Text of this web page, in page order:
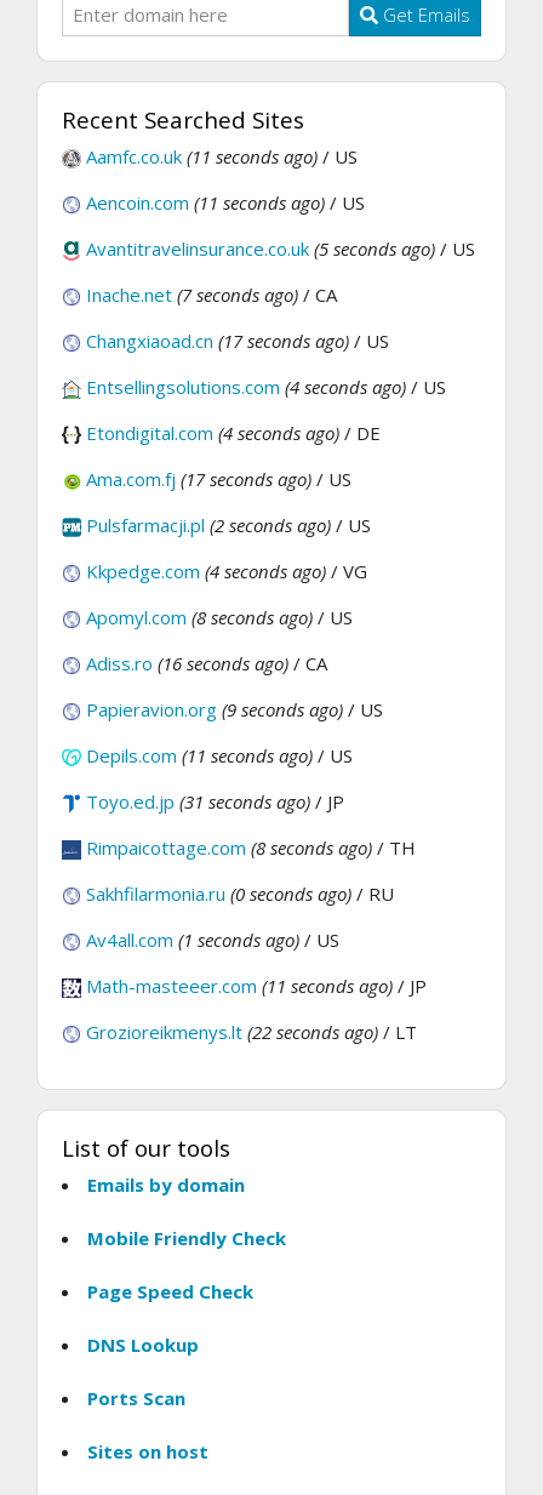
Get Emails
Recent Searched Sites
Aamfc.co.uk (11 seconds ago) / US
Aencoin.com (11 seconds ago) / US
Avantitravelinsurance.co.uk (5 seconds ago) / US
Inache.net (7 seconds ago) / CA
Changxiaoad.cn (17 seconds ago) / US
Entsellingsolutions.com (4 seconds ago) / US
Etondigital.com (4 seconds ago) / DE
Ama.com.fj (17 seconds ago) / US
Pulsfarmacji.pl (2 seconds ago) / US
Kkpedge.com (4 seconds ago) / VG
Apomyl.com (8 seconds ago) / US
Adiss.ro (16 seconds ago) / CA
Papieravion.org (9 seconds ago) / US
Depils.com (11 seconds ago) / US
Toyo.ed.jp (31 seconds ago) / JP
Rimpaicottage.com (8 seconds ago) / TH
Sakhfilarmonia.ru (0 seconds ago) / RU
Av4all.com (1 seconds ago) / US
Math-masteeer.com (11 seconds ago) / JP
Grozioreikmenys.lt (22 seconds ago) / LT
List of our tools
Emails by domain
Mobile Friendly Check
Page Speed Check
DNS Lookup
Ports Scan
Sites on host